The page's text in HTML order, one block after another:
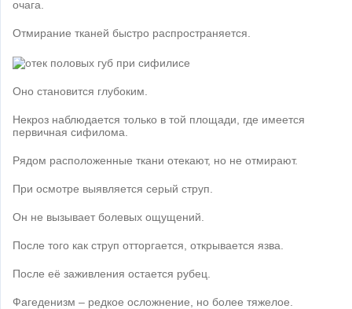
очага.
Отмирание тканей быстро распространяется.
Оно становится глубоким.
Некроз наблюдается только в той площади, где имеется
первичная сифилома.
Рядом расположенные ткани отекают, но не отмирают.
При осмотре выявляется серый струп.
Он не вызывает болевых ощущений.
После того как струп отторгается, открывается язва.
После её заживления остается рубец.
Фагеденизм – редкое осложнение, но более тяжелое.